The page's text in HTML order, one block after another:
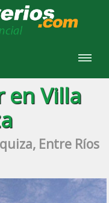
en Villa
Entre Ríos